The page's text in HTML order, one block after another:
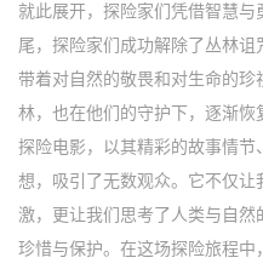
就此展开，探险家们凭借智慧
尾，探险家们成功解除了丛林
带着对自然的敬畏和对生命的
林，也在他们的守护下，逐渐
探险电影，以其精彩的故事情
想，吸引了无数观众。它不仅让
激，更让我们思考了人类与自
珍惜与保护。在这场探险旅程